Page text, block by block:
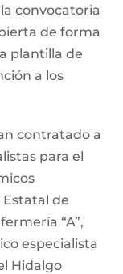
convocatoria
de forma
plantilla de
a los
contratado a
para el
de
“A”,
especialista
Hidalgo